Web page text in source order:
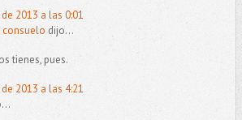
2013 a las 0:01
dijo...
tienes, pues.
2013 a las 4:21